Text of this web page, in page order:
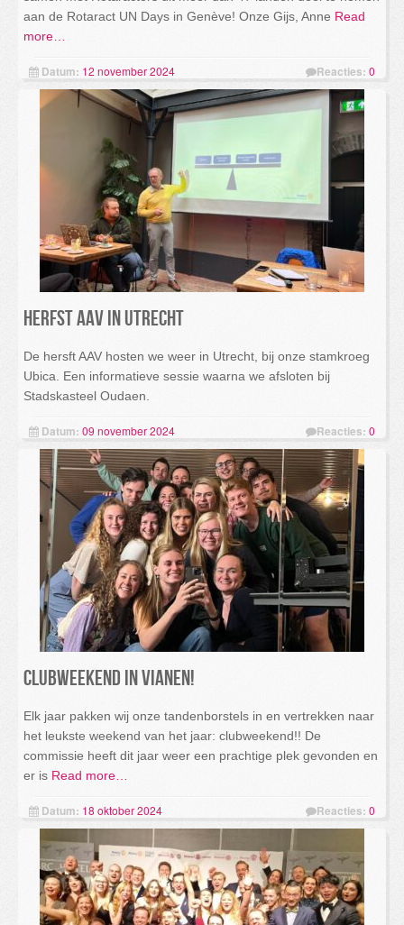
aan de Rotaract UN Days in Genève! Onze Gijs, Anne Read
more…
Reacties: 0
Datum: 12 november 2024
Herfst AAV in Utrecht
De hersft AAV hosten we weer in Utrecht, bij onze stamkroeg
Ubica. Een informatieve sessie waarna we afsloten bij
Stadskasteel Oudaen.
Reacties: 0
Datum: 09 november 2024
Clubweekend in Vianen!
Elk jaar pakken wij onze tandenborstels in en vertrekken naar
het leukste weekend van het jaar: clubweekend!! De
commissie heeft dit jaar weer een prachtige plek gevonden en
er is Read more…
Reacties: 0
Datum: 18 oktober 2024